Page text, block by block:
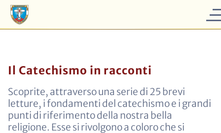
Il Catechismo in racconti
Scoprite, attraverso una serie di 25 brevi
letture, i fondamenti del catechismo e i grandi
punti di riferimento della nostra bella
religione. Esse si rivolgono a coloro che si